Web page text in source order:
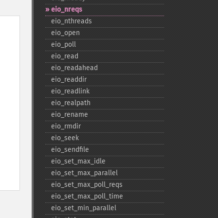
eio_​nreqs
eio_​nthreads
eio_​open
eio_​poll
eio_​read
eio_​readahead
eio_​readdir
eio_​readlink
eio_​realpath
eio_​rename
eio_​rmdir
eio_​seek
eio_​sendfile
eio_​set_​max_​idle
eio_​set_​max_​parallel
eio_​set_​max_​poll_​reqs
eio_​set_​max_​poll_​time
eio_​set_​min_​parallel